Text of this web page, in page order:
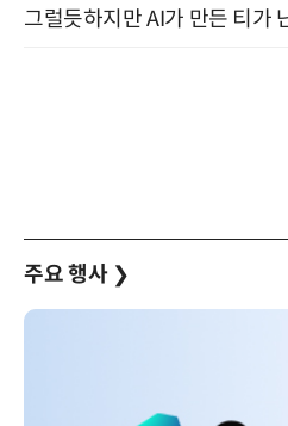
주요 행사 ❯